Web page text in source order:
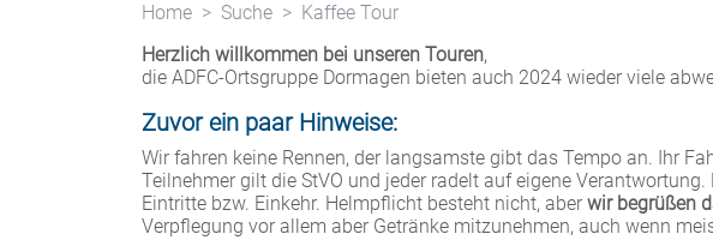
Home Suche
Kaffee Tour
Herzlich willkommen bei unseren Touren,
die ADFC-Ortsgruppe Dormagen bieten auch 2024 wieder viele
Zuvor ein paar Hinweise:
Wir fahren keine Rennen, der langsamste gibt das Tempo an. Ihr
Teilnehmer gilt die StVO und jeder radelt auf eigene
Eintritte bzw. Einkehr. Helmpflicht besteht nicht, aber wir begrüßen
Verpflegung vor allem aber Getränke mitzunehmen, auch wenn